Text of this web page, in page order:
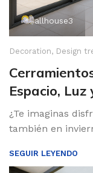
allhouse3
Decoration, Design
Espacio,
¿Te imaginas
también en
SEGUIR LEYENDO